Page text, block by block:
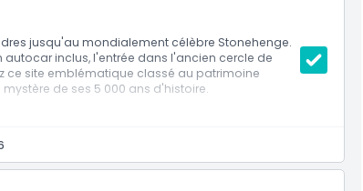
jusqu'au mondialement célèbre Stonehenge.
inclus, l'entrée dans l'ancien cercle de
ce site emblématique classé au patrimoine
de ses 5 000 ans d'histoire.
vous-même.
de Stonehenge.